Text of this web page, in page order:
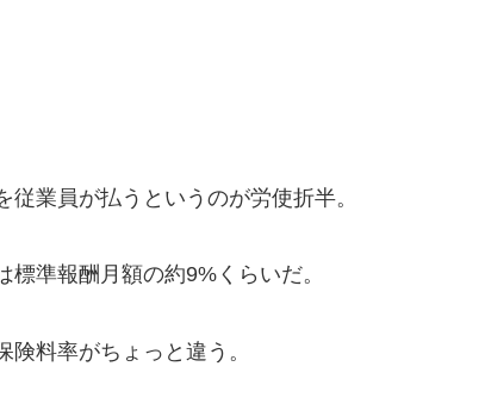
業員が払うというのが労使折半。
準報酬月額の約9%くらいだ。
料率がちょっと違う。